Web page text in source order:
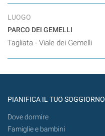
LUOGO
PARCO DEI GEMELLI
Tagliata - Viale dei Gemelli
PIANIFICA IL TUO SOGGIORNO
Dove dormire
Famiglie e bambini